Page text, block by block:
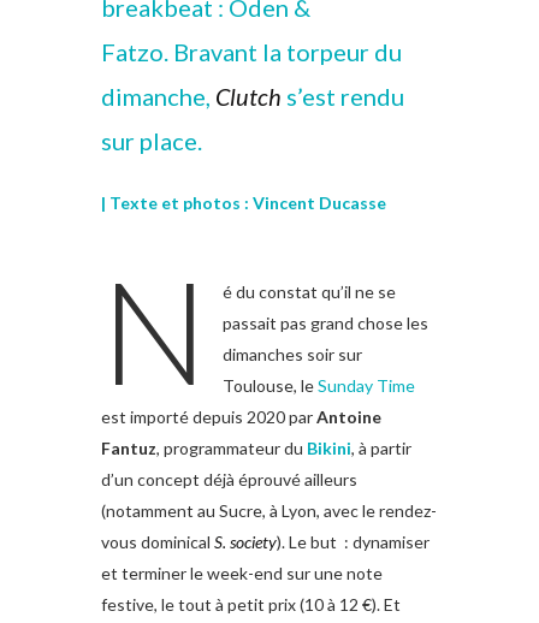
breakbeat : Oden &
Fatzo. Bravant la torpeur du
dimanche, Clutch s’est rendu
sur place.
| Texte et photos : Vincent Ducasse
N
é du constat qu’il ne se
passait pas grand chose les
dimanches soir sur
Toulouse, leSunday Time
est importé depuis 2020 parAntoine
Fantuz, programmateur du Bikini, à partir
d’un concept déjà éprouvé ailleurs
(notamment au Sucre, à Lyon, avec le rendez-
vous dominical S. society). Le but : dynamiser
et terminer le week-end sur une note
festive, le tout à petit prix (10 à 12 €). Et